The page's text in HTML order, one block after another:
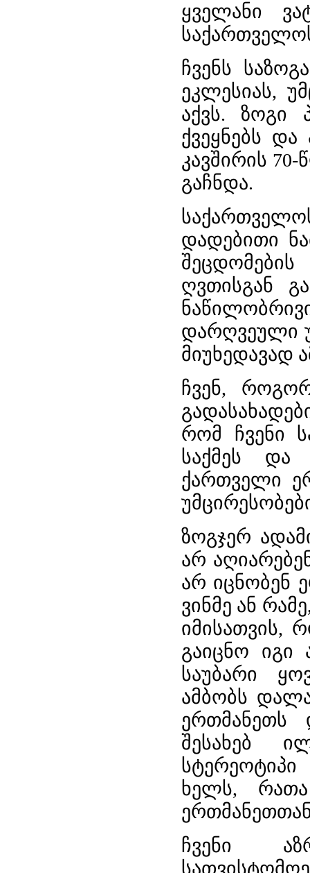
ყველანი
ჩვენს
ეკლესიას,
აქვს. ზოგი
ქვეყნებს
კავშირის
გაჩნდა.
დადებითი
ღვთისგან
დარღვეული
მიუხედავად
ჩვენ,
რომ ჩვენი
საქმეს და
ქართველი
ზოგჯერ
არ
არ იცნობენ
ვინმე ან
იმისათვის,
გაიცნო იგი
საუბარი
ამბობს
ერთმანეთს
შესახებ
ხელს,
ჩვენი